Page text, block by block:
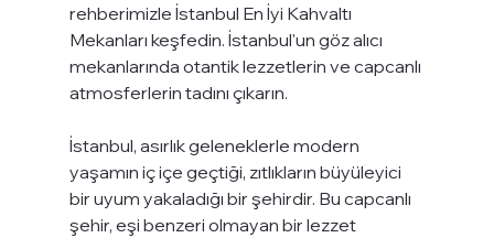
rehberimizle İstanbul En İyi Kahvaltı
Mekanları keşfedin. İstanbul'un göz alıcı
mekanlarında otantik lezzetlerin ve capcanlı
atmosferlerin tadını çıkarın.
İstanbul, asırlık geleneklerle modern
yaşamın iç içe geçtiği, zıtlıkların büyüleyici
bir uyum yakaladığı bir şehirdir. Bu capcanlı
şehir, eşi benzeri olmayan bir lezzet